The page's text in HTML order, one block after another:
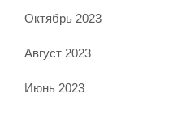
Октябрь 2023
Август 2023
Июнь 2023